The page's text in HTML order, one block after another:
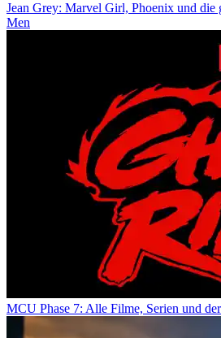
Jean Grey: Marvel Girl, Phoenix und die
Men
MCU Phase 7: Alle Filme, Serien und